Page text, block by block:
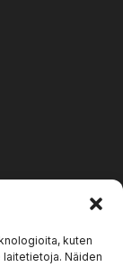
kuten
Näiden